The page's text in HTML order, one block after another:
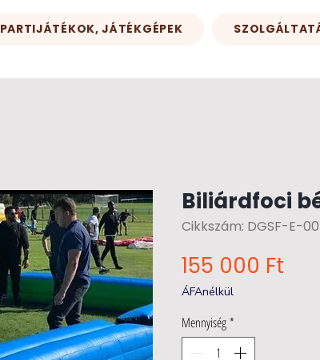
PARTIJÁTÉKOK, JÁTÉKGÉPEK
Biliárdfoci
Cikkszám: DGSF-E-
155 000 Ft
ÁFAnélkül
Mennyiség*